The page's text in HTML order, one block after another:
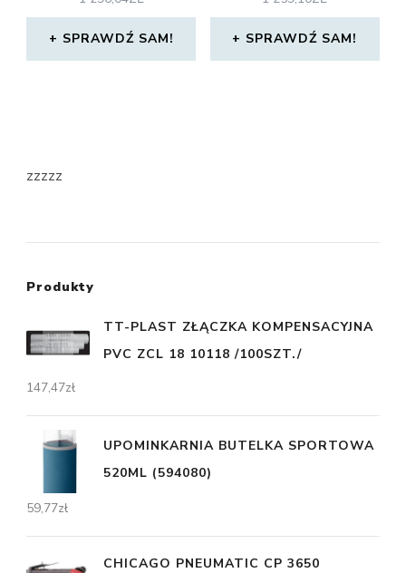
SPRAWDŹ SAM! SPRAWDŹ SAM!
zzzzz
Produkty
TT-PLAST ZŁĄCZKA KOMPENSACYJNA
PVC ZCL 18 10118 /100SZT./
147,47zł
UPOMINKARNIA BUTELKA SPORTOWA
520ML (594080)
59,77zł
CHICAGO PNEUMATIC CP 3650